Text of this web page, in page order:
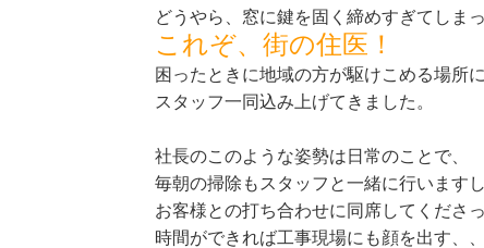
どうやら、窓に鍵を固く締めすぎてしま
これぞ、街の住医！
困ったときに地域の方が駆けこめる場所
スタッフ一同込み上げてきました。
社長のこのような姿勢は日常のことで、
毎朝の掃除もスタッフと一緒に行いますし
お客様との打ち合わせに同席してくださっ
時間ができれば工事現場にも顔を出す、、